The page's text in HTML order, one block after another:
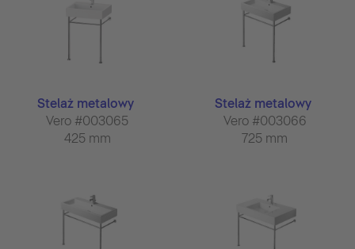
Stelaż metalowy
Vero #003065
425 mm
Stelaż metalowy
Vero #003066
725 mm